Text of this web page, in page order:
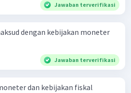
Jawaban terverifikasi
dengan kebijakan moneter
Jawaban terverifikasi
dan kebijakan fiskal